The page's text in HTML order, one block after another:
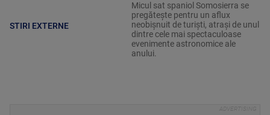
STIRI EXTERNE
Micul sat spaniol Somosierra se
pregătește pentru un aflux
neobișnuit de turiști, atrași de unul
dintre cele mai spectaculoase
evenimente astronomice ale
anului.